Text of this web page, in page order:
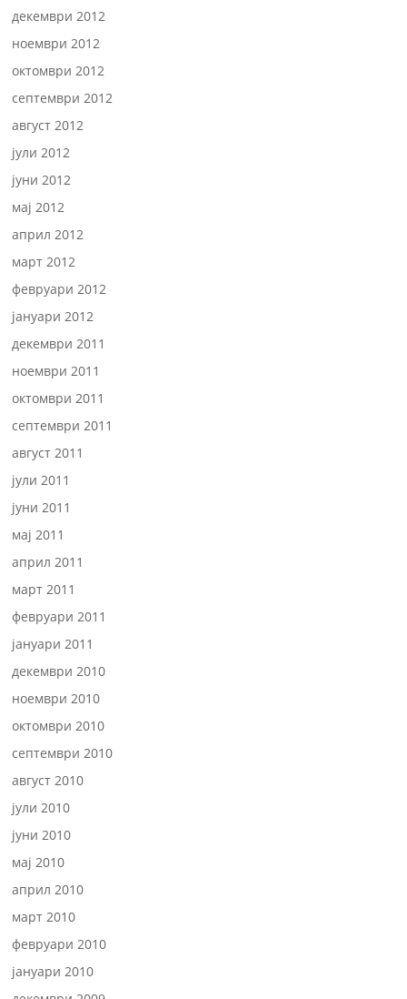
декември 2012
ноември 2012
октомври 2012
септември 2012
август 2012
јули 2012
јуни 2012
мај 2012
април 2012
март 2012
февруари 2012
јануари 2012
декември 2011
ноември 2011
октомври 2011
септември 2011
август 2011
јули 2011
јуни 2011
мај 2011
април 2011
март 2011
февруари 2011
јануари 2011
декември 2010
ноември 2010
октомври 2010
септември 2010
август 2010
јули 2010
јуни 2010
мај 2010
април 2010
март 2010
февруари 2010
јануари 2010